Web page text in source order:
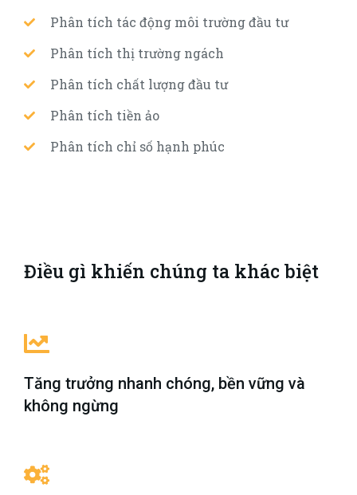
Phân tích tác động môi trường đầu tư
Phân tích thị trường ngách
Phân tích chất lượng đầu tư
Phân tích tiền ảo
Phân tích chỉ số hạnh phúc
Điều gì khiến chúng ta khác biệt
Tăng trưởng nhanh chóng, bền vững và
không ngừng